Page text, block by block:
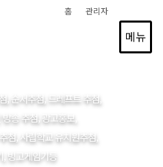
메뉴
관리자
홈
, 순서추첨, 드레프트 추첨,
송 추첨, 광고홍보,
첨, 사립학교 유치원추첨,
, 빙고게임기등